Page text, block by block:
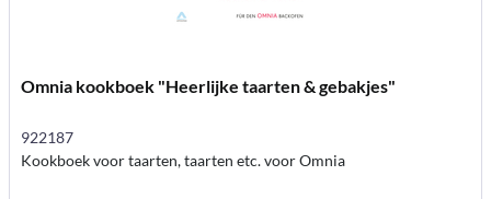
Omnia kookboek "Heerlijke taarten & gebakjes"
922187
Kookboek voor taarten, taarten etc. voor Omnia